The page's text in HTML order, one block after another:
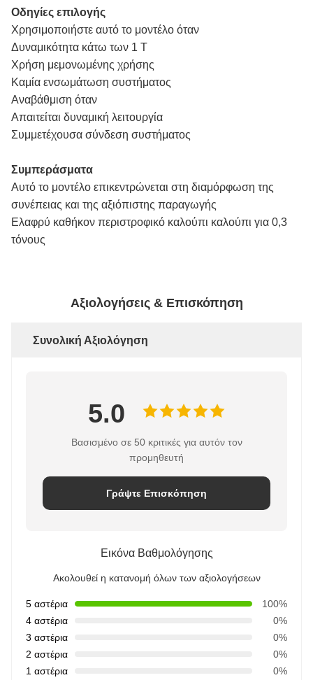
Οδηγίες επιλογής
Χρησιμοποιήστε αυτό το μοντέλο όταν
Δυναμικότητα κάτω των 1 Τ
Χρήση μεμονωμένης χρήσης
Καμία ενσωμάτωση συστήματος
Αναβάθμιση όταν
Απαιτείται δυναμική λειτουργία
Συμμετέχουσα σύνδεση συστήματος
Συμπεράσματα
Αυτό το μοντέλο επικεντρώνεται στη διαμόρφωση της
συνέπειας και της αξιόπιστης παραγωγής
Ελαφρύ καθήκον περιστροφικό καλούπι καλούπι για 0,3
τόνους
Αξιολογήσεις & Επισκόπηση
Συνολική Αξιολόγηση
5.0
Βασισμένο σε 50 κριτικές για αυτόν τον
προμηθευτή
Γράψτε Επισκόπηση
Εικόνα Βαθμολόγησης
Ακολουθεί η κατανομή όλων των αξιολογήσεων
5 αστέρια
100%
4 αστέρια
0%
3 αστέρια
0%
2 αστέρια
0%
1 αστέρια
0%